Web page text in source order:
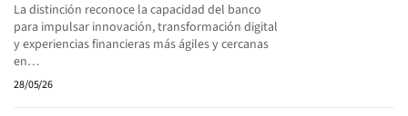
La distinción reconoce la capacidad del banco
para impulsar innovación, transformación digital
y experiencias financieras más ágiles y cercanas
en…
28/05/26